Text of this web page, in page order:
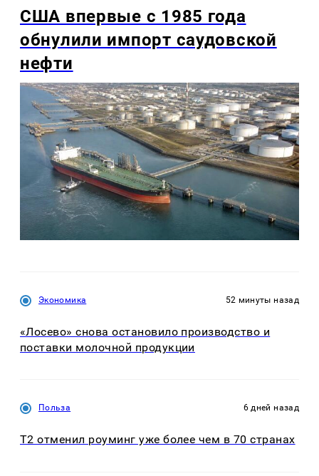
США впервые с 1985 года
обнулили импорт саудовской
нефти
Экономика 52 минуты назад
«Лосево» снова остановило производство и
поставки молочной продукции
Польза 6 дней назад
Т2 отменил роуминг уже более чем в 70 странах